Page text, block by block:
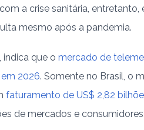
a crise sanitária, entretanto,
mesmo após a pandemia.
indica que o mercado de
2026. Somente no Brasil, o
faturamento de US$ 2,82
de mercados e consumidores.